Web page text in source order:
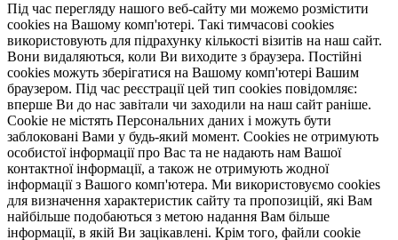
Під час перегляду нашого веб-сайту ми можемо розмістити
cookies на Вашому комп'ютері. Такі тимчасові cookies
використовують для підрахунку кількості візитів на наш сайт.
Вони видаляються, коли Ви виходите з браузера. Постійні
cookies можуть зберігатися на Вашому комп'ютері Вашим
браузером. Під час реєстрації цей тип cookies повідомляє:
вперше Ви до нас завітали чи заходили на наш сайт раніше.
Cookie не містять Персональних даних і можуть бути
заблоковані Вами у будь-який момент. Сookies не отримують
особистої інформації про Вас та не надають нам Вашої
контактної інформації, а також не отримують жодної
інформації з Вашого комп'ютера. Ми використовуємо cookies
для визначення характеристик сайту та пропозицій, які Вам
найбільше подобаються з метою надання Вам більше
інформації, в якій Ви зацікавлені. Крім того, файли cookie